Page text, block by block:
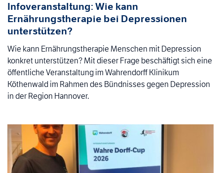
Infoveranstaltung: Wie kann
Ernährungstherapie bei Depressionen
unterstützen?
Wie kann Ernährungstherapie Menschen mit Depression
konkret unterstützen? Mit dieser Frage beschäftigt sich eine
öffentliche Veranstaltung im Wahrendorff Klinikum
Köthenwald im Rahmen des Bündnisses gegen Depression
in der Region Hannover.